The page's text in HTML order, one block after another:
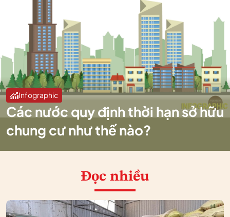
Infographic
Các nước quy định thời hạn sở hữu
chung cư như thế nào?
Đọc nhiều